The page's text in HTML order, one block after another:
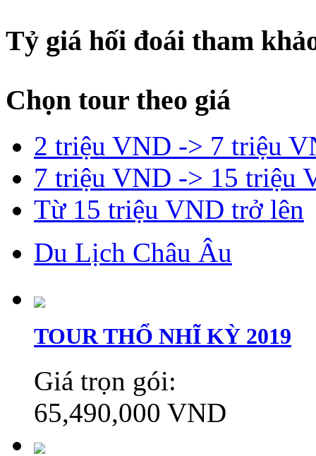
Tỷ giá hối đoái tham
Chọn tour theo giá
2 triệu VND -> 7 triệu
7 triệu VND -> 15 triệu
Từ 15 triệu VND trở lên
Du Lịch Châu Âu
TOUR THỔ NHĨ KỲ 2019
Giá trọn gói:
65,490,000 VND